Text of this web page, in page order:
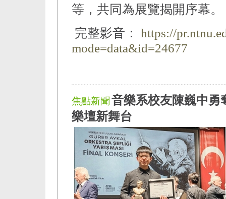
等，共同為展覽揭開序幕。
完整影音：
https://
mode=data&id=24677
焦點新聞音樂系校友陳巍中勇
樂壇新舞台